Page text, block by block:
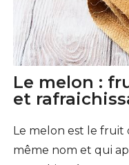
Le melon :
et
Le melon est le fruit
même nom et qui